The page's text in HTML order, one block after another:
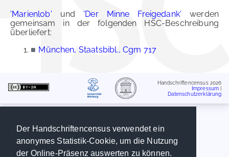
Der Handschriftencensus verwendet ein
anonymes Statistik-Cookie, um die Nutzung
der Online-Präsenz auswerten zu können.
'Marienlob' und 'Der Minne Freigedank' werden
gemeinsam in der folgenden HSC-Beschreibung
überliefert:
■ München, Staatsbibl., Cgm 717
Handschriftencensus 2026
Impressum
Datenschutzerklärung